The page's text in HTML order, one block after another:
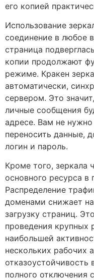
его копией
Использование
соединение в любое
страница
копии продолжают
режиме. Кракен
автоматически,
сервером. Это
личные сообщения
адресе. Вам не нужно
переносить данные,
логин и пароль.
Кроме того, зеркала
основного ресурса в
Распределение
доменами снижает
загрузку страниц.
проведения крупных
наибольшей
нескольких рабочих
полного отключения